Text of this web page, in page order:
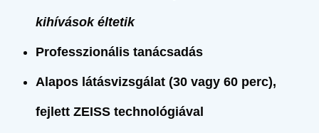
kihívások éltetik
Professzionális tanácsadás
Alapos látásvizsgálat (30 vagy 60 perc),
fejlett ZEISS technológiával